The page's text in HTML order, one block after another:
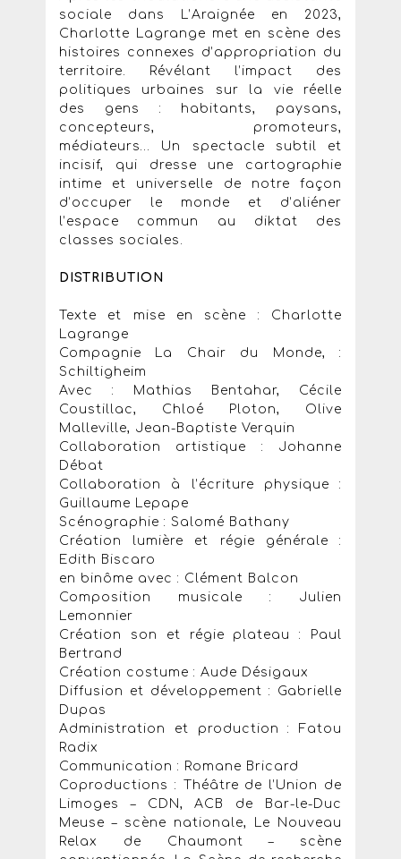
sociale dans L’Araignée en 2023,
Charlotte Lagrange met en scène des
histoires connexes d’appropriation du
territoire. Révélant l’impact des
politiques urbaines sur la vie réelle
des gens : habitants, paysans,
concepteurs, promoteurs,
médiateurs… Un spectacle subtil et
incisif, qui dresse une cartographie
intime et universelle de notre façon
d’occuper le monde et d’aliéner
l’espace commun au diktat des
classes sociales.
DISTRIBUTION
Texte et mise en scène : Charlotte
Lagrange
Compagnie La Chair du Monde, :
Schiltigheim
Avec : Mathias Bentahar, Cécile
Coustillac, Chloé Ploton, Olive
Malleville, Jean-Baptiste Verquin
Collaboration artistique : Johanne
Débat
Collaboration à l’écriture physique :
Guillaume Lepape
Scénographie : Salomé Bathany
Création lumière et régie générale :
Edith Biscaro
en binôme avec : Clément Balcon
Composition musicale : Julien
Lemonnier
Création son et régie plateau : Paul
Bertrand
Création costume : Aude Désigaux
Diffusion et développement : Gabrielle
Dupas
Administration et production : Fatou
Radix
Communication : Romane Bricard
Coproductions : Théâtre de l’Union de
Limoges – CDN, ACB de Bar-le-Duc
Meuse – scène nationale, Le Nouveau
Relax de Chaumont – scène